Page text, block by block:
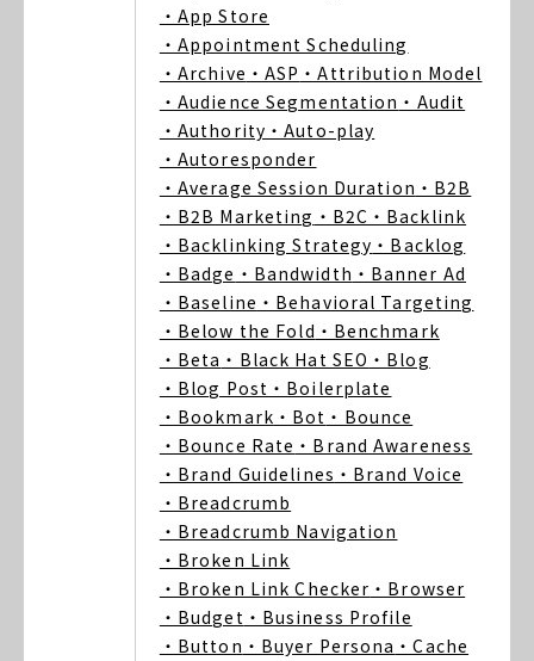
・App Store
・Appointment Scheduling
・Archive ・ASP ・Attribution Model
・Audience Segmentation ・Audit
・Authority ・Auto-play
・Autoresponder
・Average Session Duration ・B2B
・B2B Marketing ・B2C ・Backlink
・Backlinking Strategy ・Backlog
・Badge ・Bandwidth ・Banner Ad
・Baseline ・Behavioral Targeting
・Below the Fold ・Benchmark
・Beta ・Black Hat SEO ・Blog
・Blog Post ・Boilerplate
・Bookmark ・Bot ・Bounce
・Bounce Rate ・Brand Awareness
・Brand Guidelines ・Brand Voice
・Breadcrumb
・Breadcrumb Navigation
・Broken Link
・Broken Link Checker ・Browser
・Budget ・Business Profile
・Button ・Buyer Persona ・Cache